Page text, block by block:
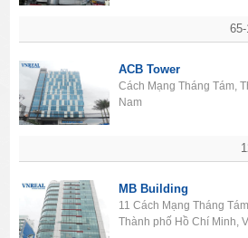
ACB Tower
Cách Mạng Tháng Tám,
Nam
MB Building
11 Cách Mạng Tháng
Thành phố Hồ Chí Minh,